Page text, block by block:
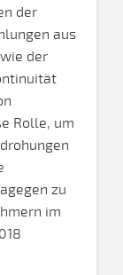
der
aus
der
Rolle, um
zu
im